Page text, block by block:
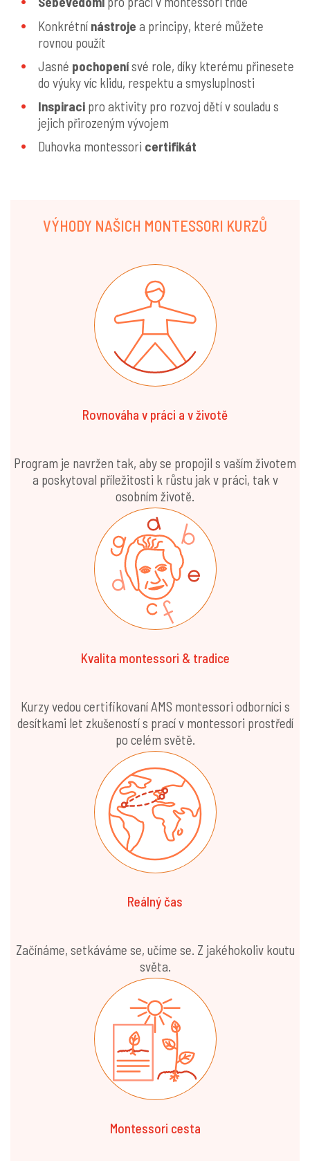
Konkrétní nástroje a principy, které můžete
rovnou použít
Jasné pochopenísvé role, díky kterému přinesete
do výuky víc klidu, respektu a smysluplnosti
Inspiraci pro aktivity pro rozvoj dětí v souladu s
jejich přirozeným vývojem
Duhovka montessori certifikát
VÝHODY NAŠICH MONTESSORI KURZŮ
Rovnováha v práci a v životě
Program je navržen tak, aby se propojil s vaším životem
a poskytoval příležitosti k růstu jak v práci, tak v
osobním životě.
Kvalita montessori & tradice
Kurzy vedou certifikovaní AMS montessori odborníci s
desítkami let zkušeností s prací v montessori prostředí
po celém světě.
Reálný čas
Začínáme, setkáváme se, učíme se. Z jakéhokoliv koutu
světa.
Montessori cesta